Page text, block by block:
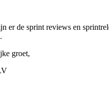
er de sprint reviews en
groet,